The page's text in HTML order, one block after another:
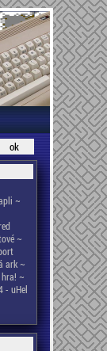
~
~
ark ~
hra! ~
- uHel